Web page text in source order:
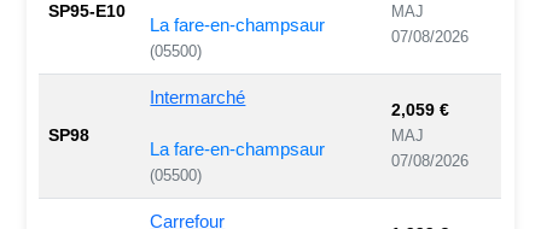
SP95-E10
La fare-en-champsaur
(05500)
MAJ
07/08/2026
SP98
Intermarché
La fare-en-champsaur
(05500)
2,059 €
MAJ
07/08/2026
Carrefour